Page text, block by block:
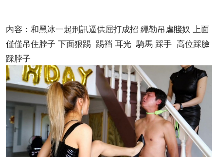
内容：和黑冰一起刑訊逼供屈打成招 繩勒吊虐賤奴 上面
僅僅吊住脖子 下面狠踢 踢裆 耳光 騎馬 踩手 高位踩臉
踩脖子